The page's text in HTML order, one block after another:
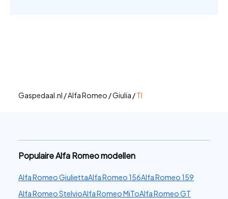
Gaspedaal.nl /Alfa Romeo /Giulia /TI
Populaire Alfa Romeo modellen
Alfa Romeo GiuliettaAlfa Romeo 156Alfa Romeo 159
Alfa Romeo StelvioAlfa Romeo MiToAlfa Romeo GT